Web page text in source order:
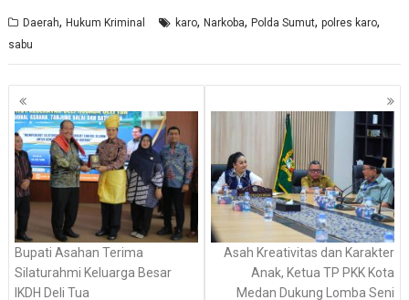
Daerah,Hukum Kriminal karo,Narkoba,Polda Sumut,polres karo,
sabu
Navigasi
pos
Bupati Asahan Terima
Silaturahmi Keluarga Besar
IKDH Deli Tua
Asah Kreativitas dan Karakter
Anak, Ketua TP PKK Kota
Medan Dukung Lomba Seni